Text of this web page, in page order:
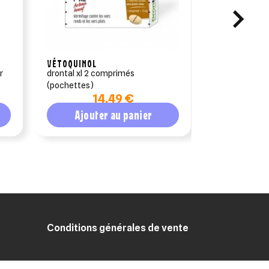
VÉTOQUINOL
drontal xl 2 comprimés
(pochettes)
14,49 €
Ajouter au panier
Conditions générales de vente